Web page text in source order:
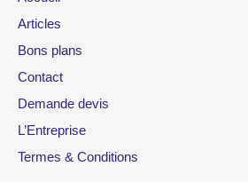
Articles
Bons plans
Contact
Demande devis
L’Entreprise
Termes & Conditions